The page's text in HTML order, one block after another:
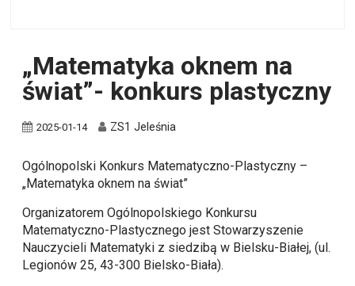
„Matematyka oknem na
świat”- konkurs plastyczny
2025-01-14 ZS1 Jeleśnia
Ogólnopolski Konkurs Matematyczno-Plastyczny –
„Matematyka oknem na świat”
Organizatorem Ogólnopolskiego Konkursu
Matematyczno-Plastycznego jest Stowarzyszenie
Nauczycieli Matematyki z siedzibą w Bielsku-Białej, (ul.
Legionów 25, 43-300 Bielsko-Biała).